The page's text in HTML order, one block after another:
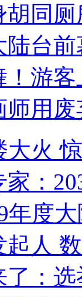
同
台
游客
用
大火
：
年度
人
：